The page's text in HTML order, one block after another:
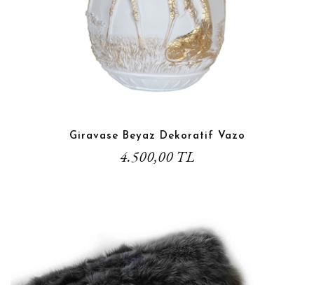
Giravase Beyaz Dekoratif Vazo
4.500,00 TL